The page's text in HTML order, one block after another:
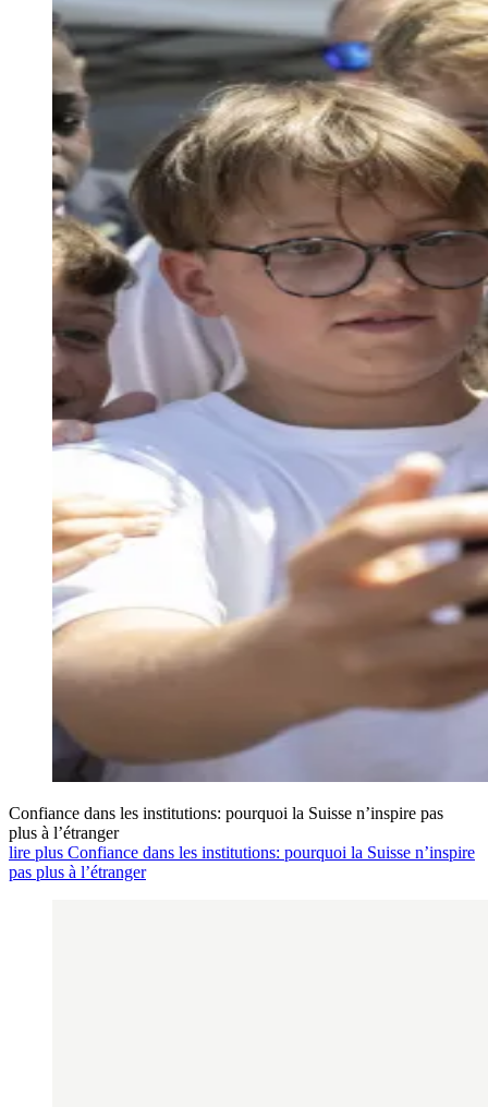
Confiance dans les institutions: pourquoi la Suisse n’inspire pas
plus à l’étranger
lire plus Confiance dans les institutions: pourquoi la Suisse n’inspire
pas plus à l’étranger